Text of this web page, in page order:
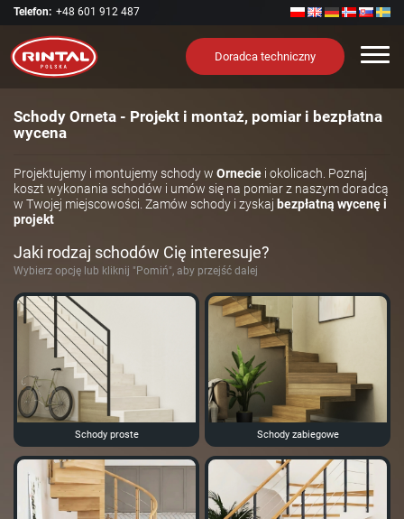
Telefon: +48 601 912 487
Doradca techniczny
Schody Orneta - Projekt i montaż, pomiar i bezpłatna
wycena
Projektujemy i montujemy schody w Ornecie i okolicach. Poznaj
koszt wykonania schodów i umów się na pomiar z naszym doradcą
w Twojej miejscowości. Zamów schody i zyskaj bezpłatną wycenę i
projekt
Jaki rodzaj schodów Cię interesuje?
Wybierz opcję lub kliknij "Pomiń", aby przejść dalej
Schody proste Schody zabiegowe